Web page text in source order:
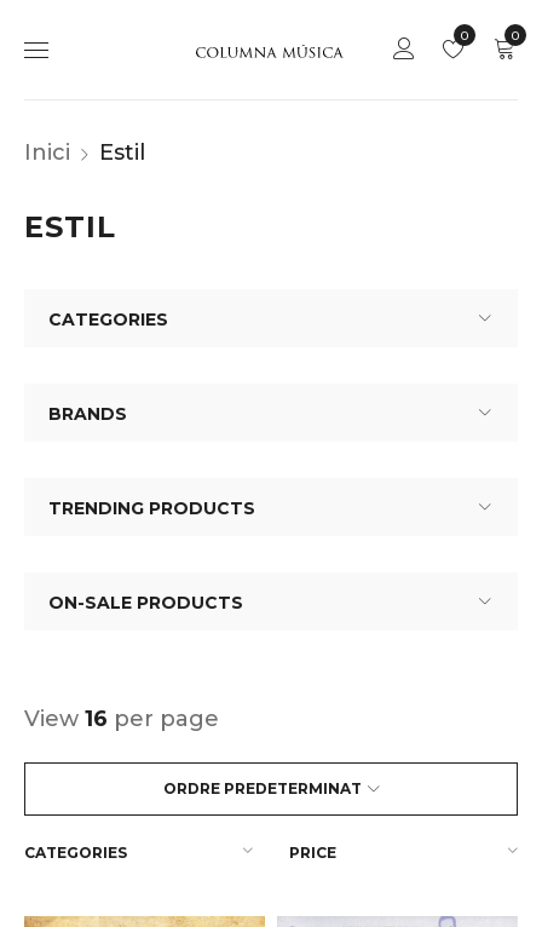
0
0
Inici Estil
ESTIL
CATEGORIES
BRANDS
TRENDING PRODUCTS
ON-SALE PRODUCTS
ORDRE PREDETERMINAT
View 16 per page
CATEGORIES PRICE